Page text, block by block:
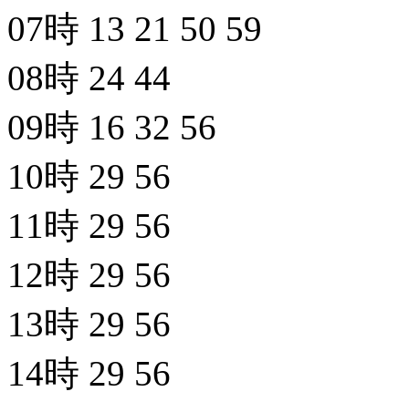
07時 13 21 50 59
08時 24 44
09時 16 32 56
10時 29 56
11時 29 56
12時 29 56
13時 29 56
14時 29 56